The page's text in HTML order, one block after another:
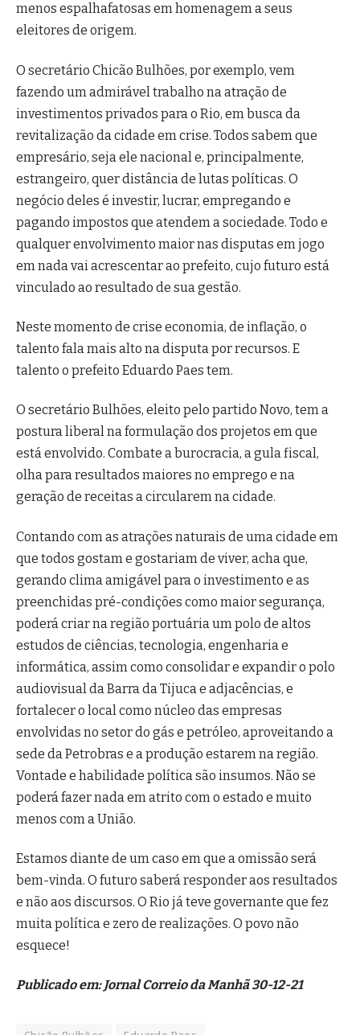
menos espalhafatosas em homenagem a seus
eleitores de origem.
O secretário Chicão Bulhões, por exemplo, vem
fazendo um admirável trabalho na atração de
investimentos privados para o Rio, em busca da
revitalização da cidade em crise. Todos sabem que
empresário, seja ele nacional e, principalmente,
estrangeiro, quer distância de lutas políticas. O
negócio deles é investir, lucrar, empregando e
pagando impostos que atendem a sociedade. Todo e
qualquer envolvimento maior nas disputas em jogo
em nada vai acrescentar ao prefeito, cujo futuro está
vinculado ao resultado de sua gestão.
Neste momento de crise economia, de inflação, o
talento fala mais alto na disputa por recursos. E
talento o prefeito Eduardo Paes tem.
O secretário Bulhões, eleito pelo partido Novo, tem a
postura liberal na formulação dos projetos em que
está envolvido. Combate a burocracia, a gula fiscal,
olha para resultados maiores no emprego e na
geração de receitas a circularem na cidade.
Contando com as atrações naturais de uma cidade em
que todos gostam e gostariam de viver, acha que,
gerando clima amigável para o investimento e as
preenchidas pré-condições como maior segurança,
poderá criar na região portuária um polo de altos
estudos de ciências, tecnologia, engenharia e
informática, assim como consolidar e expandir o polo
audiovisual da Barra da Tijuca e adjacências, e
fortalecer o local como núcleo das empresas
envolvidas no setor do gás e petróleo, aproveitando a
sede da Petrobras e a produção estarem na região.
Vontade e habilidade política são insumos. Não se
poderá fazer nada em atrito com o estado e muito
menos com a União.
Estamos diante de um caso em que a omissão será
bem-vinda. O futuro saberá responder aos resultados
e não aos discursos. O Rio já teve governante que fez
muita política e zero de realizações. O povo não
esquece!
Publicado em: Jornal Correio da Manhã 30-12-21